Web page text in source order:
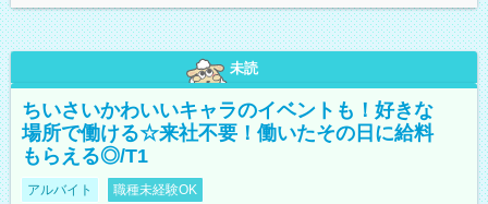
未読
ちいさいかわいいキャラのイベントも！好きな
場所で働ける☆来社不要！働いたその日に給料
もらえる◎/T1
アルバイト 職種未経験OK